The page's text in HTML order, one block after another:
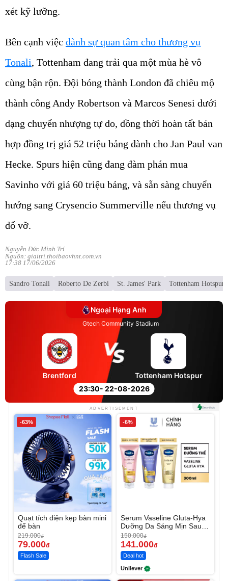
xét kỹ lưỡng.
Bên cạnh việc dành sự quan tâm cho thương vụ
Tonali, Tottenham đang trải qua một mùa hè vô
cùng bận rộn. Đội bóng thành London đã chiêu mộ
thành công Andy Robertson và Marcos Senesi dưới
dạng chuyển nhượng tự do, đồng thời hoàn tất bản
hợp đồng trị giá 52 triệu bảng dành cho Jan Paul van
Hecke. Spurs hiện cũng đang đàm phán mua
Savinho với giá 60 triệu bảng, và sẵn sàng chuyển
hướng sang Crysencio Summerville nếu thương vụ
đổ vỡ.
Nguyễn Đức Minh Trí
Nguồn: giaitri.thoibaovhnt.com.vn
17:38 17/06/2026
Sandro Tonali Roberto De Zerbi St. James' Park Tottenham Hotspur
Ngoại Hạng Anh
Gtech Community Stadium
23:30- 22-08-2026
Brentford Tottenham Hotspur
ADVERTISEMENT
-63%
Quạt tích điện kẹp bàn mini
để bàn
219.000đ
79.000đ
Flash Sale
-6%
Serum Vaseline Gluta-Hya
Dưỡng Da Sáng Mịn Sau 7
Ngày
150.000đ
141.000đ
Deal hot
Unilever